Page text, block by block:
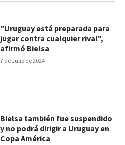
7 de Julio de 2024
"Uruguay está preparada para
jugar contra cualquier rival",
afirmó Bielsa
Bielsa también fue suspendido
y no podrá dirigir a Uruguay en
Copa América